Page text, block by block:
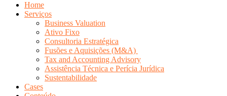
Home
Serviços
Business Valuation
Ativo Fixo
Consultoria Estratégica
Fusões e Aquisições (M&A)
Tax and Accounting Advisory
Assistência Técnica e Perícia Jurídica
Sustentabilidade
Cases